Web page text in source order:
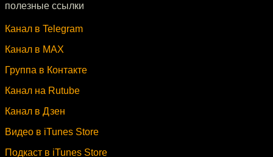
полезные ссылки
Канал в Telegram
Канал в MAX
Группа в Контакте
Канал на Rutube
Канал в Дзен
Видео в iTunes Store
Подкаст в iTunes Store